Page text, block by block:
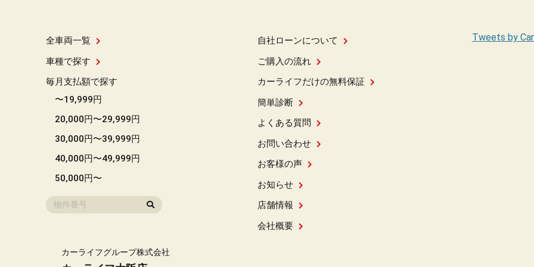
全車両一覧
車種で探す
毎月支払額で探す
〜19,999円
20,000円〜29,999円
30,000円〜39,999円
40,000円〜49,999円
50,000円〜
自社ローンについて
ご購入の流れ
カーライフだけの無料保証
簡単診断
よくある質問
お問い合わせ
お客様の声
お知らせ
店舗情報
会社概要
Tweets by
カーライフグループ株式会社